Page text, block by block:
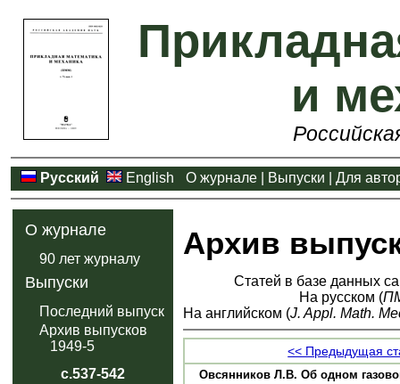
и
Русский English О журнале Выпуски Для
О журнале
90 лет журналу
Выпуски
Последний выпуск
Архив выпусков
1949-5
с.537-542
Архив
Статей в базе данных
На русском (
На английском (J. Appl. Math.
<< Предыдущая
Овсянников Л.В. Об одном